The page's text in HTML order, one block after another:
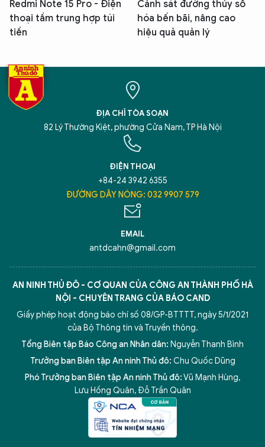
Redmi Note 15 Pro - Điện
thoại tầm trung hợp túi
tiền
Cảnh sát đường thủy số
hóa bến bãi, nâng cao
hiệu quả quản lý
ĐỊA CHỈ TÒA SOẠN
82 Lý Thường Kiệt, phường Cửa Nam, TP Hà Nội
ĐIỆN THOẠI
+84-24 3942 6355
ĐƯỜNG DÂY NÓNG: 032 9907 579
EMAIL
antdcahn@gmail.com
AN NINH THỦ ĐÔ - CƠ QUAN CỦA CÔNG AN THÀNH PHỐ HÀ
NỘI - CHUYÊN TRANG CỦA BÁO CAND
Giấy phép hoạt động báo chí số 08/GP-BTTTT, ngày 5/1/2021
của Bộ Thông tin và Truyền thông.
Tổng Biên tập Báo Công an Nhân dân: Nguyễn Thanh Bình
Trưởng ban Biên tập An ninh Thủ đô: Chu Quốc Dũng
Phó Trưởng ban Biên tập An ninh Thủ đô:Vũ Mạnh Hùng,
Lưu Hồng Quân, Đỗ Trần Quân
5 điểm nghẽn của Hà Nội giải pháp xử lý điểm nghẽn của